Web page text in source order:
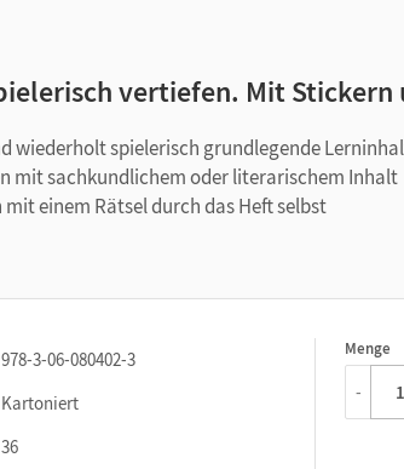
vertiefen. Mit Stickern
wiederholt spielerisch grundlegende
mit sachkundlichem oder literarischem Inhalt
einem Rätsel durch das Heft selbst
978-3-06-080402-3
Kartoniert
36
Menge
1
-